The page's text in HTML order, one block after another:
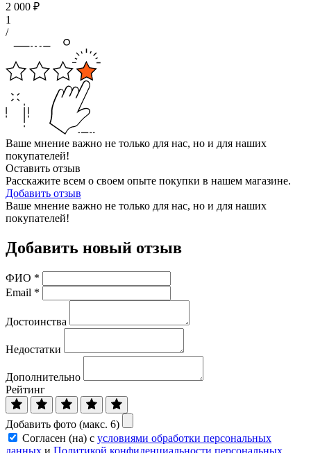
2 000 ₽
1
/
Ваше мнение важно не только для нас, но и для наших
покупателей!
Оставить отзыв
Расскажите всем о своем опыте покупки в нашем магазине.
Добавить отзыв
Ваше мнение важно не только для нас, но и для наших
покупателей!
Добавить новый отзыв
ФИО *
Email *
Достоинства
Недостатки
Дополнительно
Рейтинг
Добавить фото (макс. 6)
Согласен (на) с условиями обработки персональных
данных и Политикой конфиденциальности персональных